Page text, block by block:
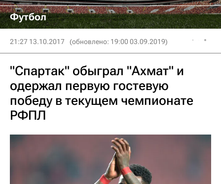
Футбол
21:27 13.10.2017 (обновлено: 19:00 03.09.2019)
"Спартак" обыграл "Ахмат" и
одержал первую гостевую
победу в текущем чемпионате
РФПЛ